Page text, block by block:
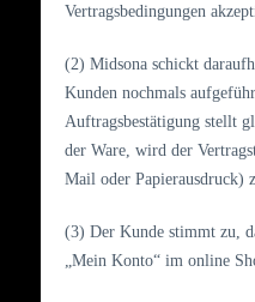
Vertragsbedingungen
(2) Midsona schickt
Kunden nochmals
Auftragsbestätigung stellt
der Ware, wird der
Mail oder Papierausdruck)
(3) Der Kunde stimmt zu,
„Mein Konto“ im online